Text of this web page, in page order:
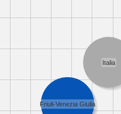
Friuli-Venezia Giulia
Italia